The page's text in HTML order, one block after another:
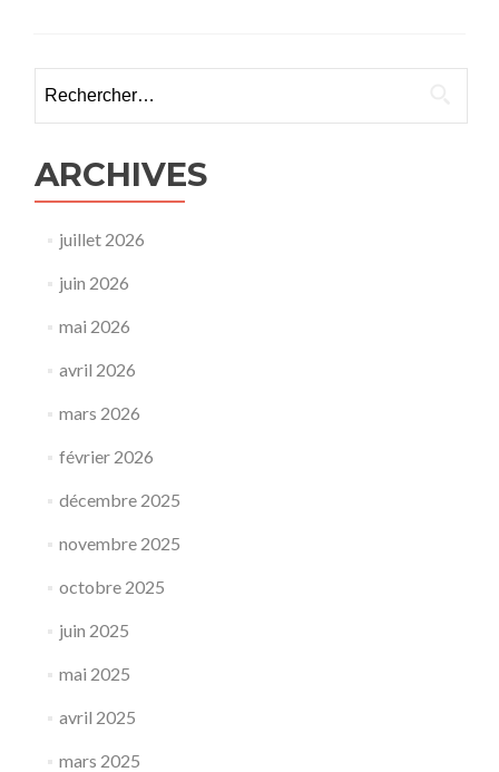
ARCHIVES
juillet 2026
juin 2026
mai 2026
avril 2026
mars 2026
février 2026
décembre 2025
novembre 2025
octobre 2025
juin 2025
mai 2025
avril 2025
mars 2025